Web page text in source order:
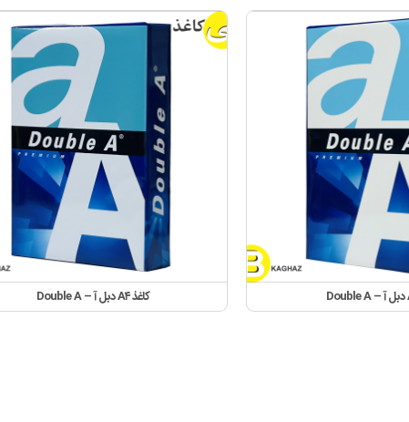
کاغذ A۴ دبل آ – Double A